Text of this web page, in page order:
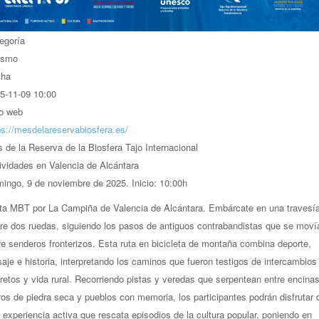
11-09 10:00
web
mesdelareservabiosfera.es/
de la Reserva de la Biosfera Tajo Internacional
en Valencia de Alcántara
9 de noviembre de 2025. Inicio: 10:00h
MBT por La Campiña de Valencia de Alcántara. Embárcate en una
dos ruedas, siguiendo los pasos de antiguos contrabandistas que se
senderos fronterizos. Esta ruta en bicicleta de montaña combina deporte,
e historia, interpretando los caminos que fueron testigos de intercambios
y vida rural. Recorriendo pistas y veredas que serpentean entre
de piedra seca y pueblos con memoria, los participantes podrán disfrutar
experiencia activa que rescata episodios de la cultura popular, poniendo en